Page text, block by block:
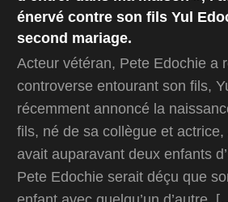
énervé contre son fils Yul
second mariage.
Acteur vétéran, Pete Edochie a
controverse entourant son fils,
récemment annoncé la
fils, né de sa collègue et actrice,
avait auparavant deux enfants
Pete Edochie serait déçu que